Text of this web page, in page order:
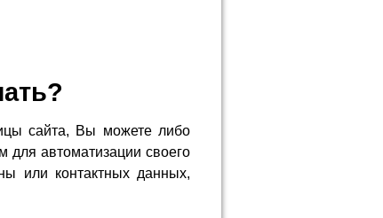
сайта, Вы можете либо
для автоматизации своего
или контактных данных,